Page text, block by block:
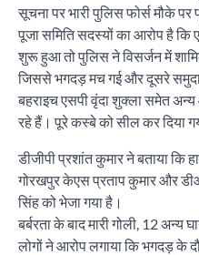
सूचना पर भारी पुलिस फोर्स मौके पर
पूजा समिति सदस्यों का आरोप है
शुरू हुआ तो पुलिस ने विसर्जन में
जिससे भगदड़ मच गई और दूसरे
बहराइच एसपी वृंदा शुक्ला समेत
रहे हैं। पूरे कस्बे को सील कर दिया
डीजीपी प्रशांत कुमार ने बताया कि
गोरखपुर केएस प्रताप कुमार और
सिंह को भेजा गया है।
बर्बरता के बाद मारी गोली, 12 अन्य
लोगों ने आरोप लगाया कि भगदड़ के